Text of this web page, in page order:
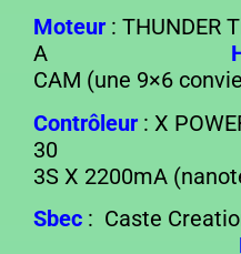
Moteur : THUNDER
A
CAM (une 9×6
Contrôleur : X
3S X 2200mA
Sbec : Caste